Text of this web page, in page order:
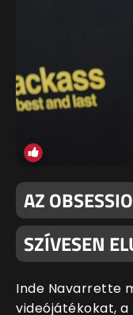
AZ
SZÍVESEN
Inde Navarrette
videójátékokat, a